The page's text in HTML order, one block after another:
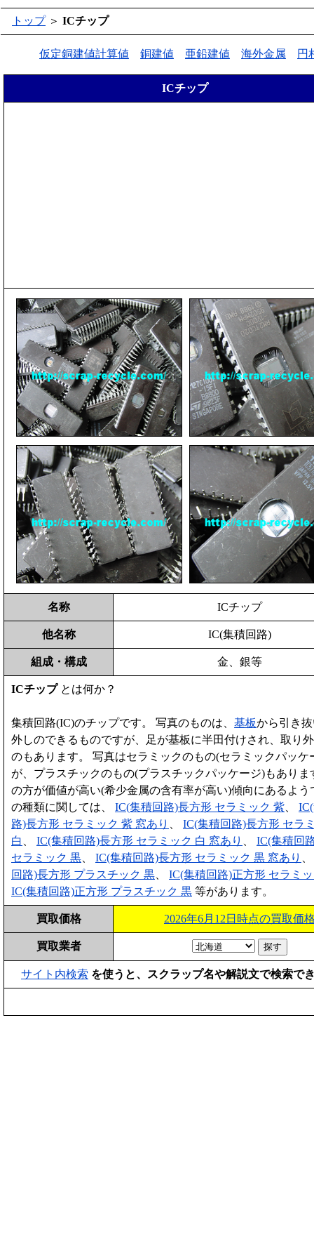
トップ＞ ICチップ
仮定銅建値計算値 銅建値 亜鉛建値 海外金属 円
ICチップ
名称 ICチップ
他名称 IC(集積回路)
組成・構成 金、銀等
ICチップとは何か？
集積回路(IC)のチップです。 写真のものは、 基板から引き
外しのできるものですが、足が基板に半田付けされ、取り
のもあります。 写真はセラミックのもの(セラミックパッケ
が、プラスチックのもの(プラスチックパッケージ)もありま
の方が価値が高い(希少金属の含有率が高い)傾向にあるよう
の種類に関しては、 IC(集積回路)長方形 セラミック 紫
路)長方形 セラミック 紫 窓あり
IC(集積回路)長方形 セラ
白
IC(集積回路)長方形 セラミック 白 窓あり
IC(集積回
セラミック 黒
IC(集積回路)長方形 セラミック 黒 窓あり
回路)長方形 プラスチック 黒
IC(集積回路)正方形 セラミ
IC(集積回路)正方形 プラスチック 黒 等があります。
買取価格 2026年6月12日時点の買取価
買取業者
サイト内検索 を使うと、スクラップ名や解説文で検索で